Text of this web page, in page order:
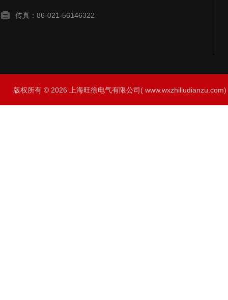
传真：86-021-56146322
版权所有 © 2026 上海旺徐电气有限公司(